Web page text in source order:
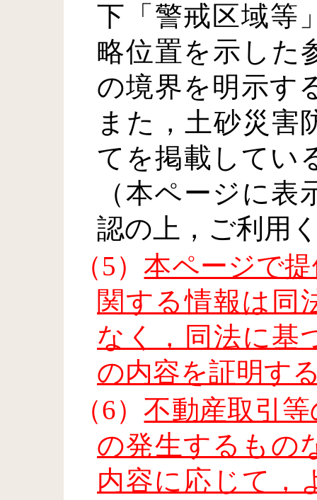
下「警戒区域等
略位置を示した
の境界を明示す
また，土砂災害
てを掲載してい
（本ページに
認の上，ご利用
（5）本ページで
関する情報は同
なく，同法に基
の内容を証明す
（6）不動産取引
の発生するもの
内容に応じて，